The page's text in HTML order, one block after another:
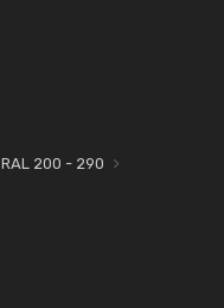
RAL 200 - 290